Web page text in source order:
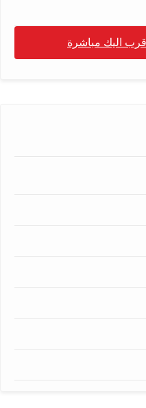
اليك مباشرة